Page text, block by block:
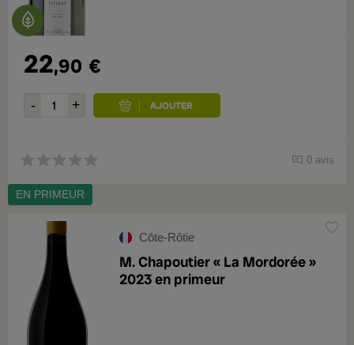
22,90 €
0 avis
EN PRIMEUR
Côte-Rôtie
M. Chapoutier « La Mordorée »
2023 en primeur